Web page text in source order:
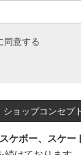
須
同意する
ショップコンセプト
スケボー、スケー